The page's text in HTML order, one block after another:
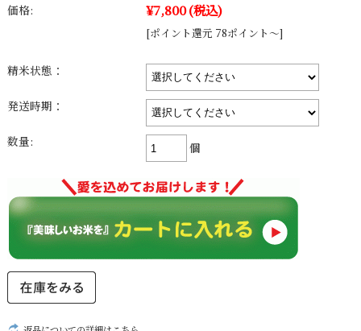
価格: ¥7,800(税込)
[ポイント還元 78ポイント～]
精米状態：
発送時期：
数量: 個